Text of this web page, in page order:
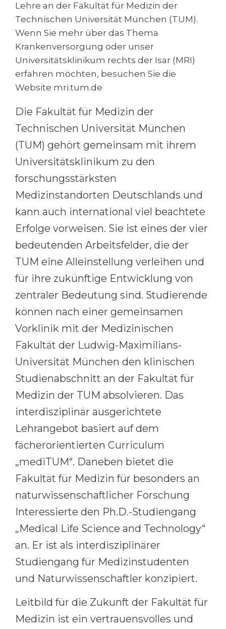
Cities
PROFESSIONS
Professions
Fields of Study
Sample Vacancies
CAREER GUIDANCE
Holland Test
Interest Map Test
Success
100%
Our students successfully enroll in
CONSULTATION!
WE APPLY FOR...
Medicine
Engineering
Physics
Management
Other Field
WE APPLY FROM...
Russia
Ukraine
Kazakhstan
Belarus
Other Country
BOOK A CONSULTATION
Lehre an der Fakultät für Medizin der
Technischen Universität München (TUM).
Wenn Sie mehr über das Thema
Krankenversorgung oder unser
Universitätsklinikum rechts der Isar (MRI)
erfahren möchten, besuchen Sie die
Website mri.tum.de
Die Fakultät für Medizin der
Technischen Universität München
(TUM) gehört gemeinsam mit ihrem
Universitätsklinikum zu den
forschungsstärksten
Medizinstandorten Deutschlands und
kann auch international viel beachtete
Erfolge vorweisen. Sie ist eines der vier
bedeutenden Arbeitsfelder, die der
TUM eine Alleinstellung verleihen und
für ihre zukünftige Entwicklung von
zentraler Bedeutung sind. Studierende
können nach einer gemeinsamen
Vorklinik mit der Medizinischen
Fakultät der Ludwig-Maximilians-
Universität München den klinischen
Studienabschnitt an der Fakultät für
Medizin der TUM absolvieren. Das
interdisziplinär ausgerichtete
Lehrangebot basiert auf dem
fächerorientierten Curriculum
„mediTUM“. Daneben bietet die
Fakultät für Medizin für besonders an
naturwissenschaftlicher Forschung
Interessierte den Ph.D.-Studiengang
„Medical Life Science and Technology“
an. Er ist als interdisziplinärer
Studiengang für Medizinstudenten
und Naturwissenschaftler konzipiert.
Leitbild für die Zukunft der Fakultät für
Medizin ist ein vertrauensvolles und